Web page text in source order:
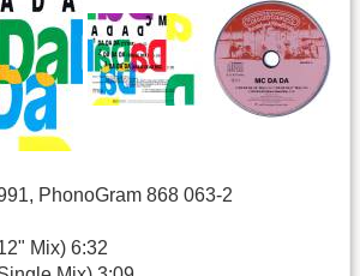
PhonoGram 868 063-2
Mix) 6:32